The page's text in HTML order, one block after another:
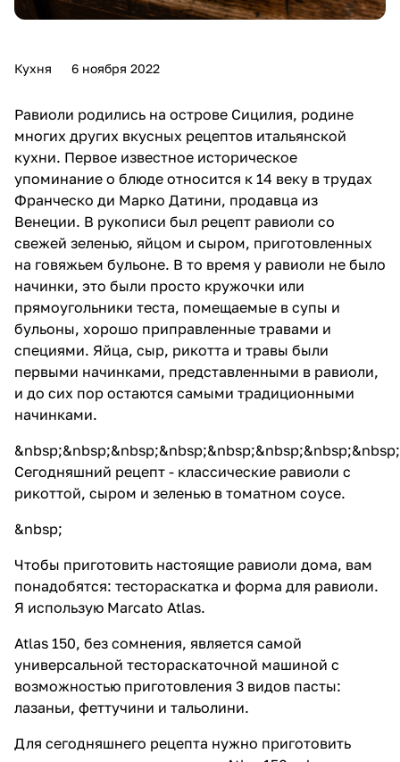
Кухня 6 ноября 2022
Равиоли родились на острове Сицилия, родине
многих других вкусных рецептов итальянской
кухни. Первое известное историческое
упоминание о блюде относится к 14 веку в трудах
Франческо ди Марко Датини, продавца из
Венеции. В рукописи был рецепт равиоли со
свежей зеленью, яйцом и сыром, приготовленных
на говяжьем бульоне. В то время у равиоли не было
начинки, это были просто кружочки или
прямоугольники теста, помещаемые в супы и
бульоны, хорошо приправленные травами и
специями. Яйца, сыр, рикотта и травы были
первыми начинками, представленными в равиоли,
и до сих пор остаются самыми традиционными
начинками.
&nbsp;&nbsp;&nbsp;&nbsp;&nbsp;&nbsp;&nbsp;&nbsp;
Сегодняшний рецепт - классические равиоли с
рикоттой, сыром и зеленью в томатном соусе.
&nbsp;
Чтобы приготовить настоящие равиоли дома, вам
понадобятся: тестораскатка и форма для равиоли.
Я использую Marcato Atlas.
Atlas 150, без сомнения, является самой
универсальной тестораскаточной машиной с
возможностью приготовления 3 видов пасты:
лазаньи, феттучини и тальолини.
Для сегодняшнего рецепта нужно приготовить